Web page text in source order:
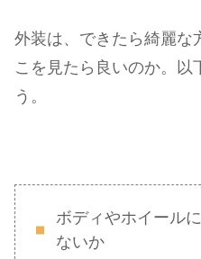
外装は、できたら綺麗な
こを見たら良いのか。以
う。
ボディやホイール
ないか